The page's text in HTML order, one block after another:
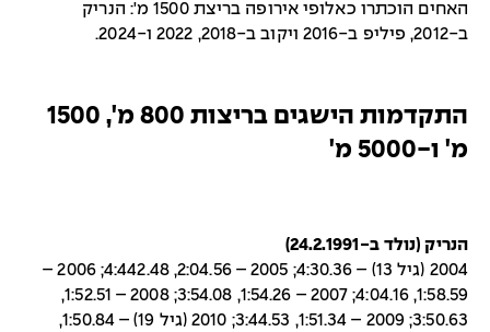
האחים הוכתרו כאלופי אירופה בריצת 1500 מ': הנריק
ב-2012, פיליפ ב-2016 ויקוב ב-2018, 2022 ו-2024.
התקדמות הישגים בריצות 800 מ', 1500
מ' ו-5000 מ'
הנריק (נולד ב-24.2.1991)
2004 (גיל 13) – 4:30.36; 2005 – 2:04.56, 4:442.48; 2006 –
1:58.59, 4:04.16; 2007 – 1:54.26, 3:54.08; 2008 – 1:52.51,
3:50.63; 2009 – 1:51.34, 3:44.53; 2010 (גיל 19) – 1:50.84,